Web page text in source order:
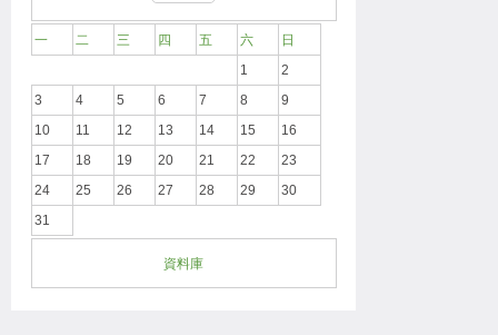
一 二 三 四 五 六
日
1
2
3
4 5 6 7 8
9
10
11 12 13 14 15
16
17
18 19 20 21 22
23
24
25 26 27 28 29
30
31
資料庫